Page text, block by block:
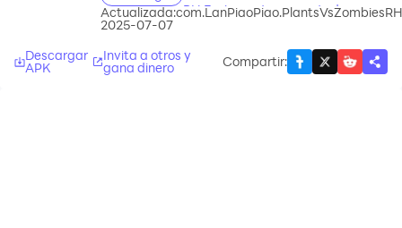
RH Fusion en tu computadora
Actualizada:
2025-07-07
com.LanPiaoPiao.PlantsVsZombiesRH
Descargar
APK
Invita a otros y
gana dinero Compartir: